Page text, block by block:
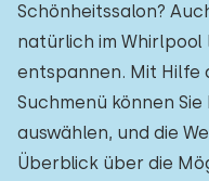
Schönheitssalon?
natürlich im
entspannen. Mit Hilfe
Suchmenü können
auswählen, und die
Überblick über die